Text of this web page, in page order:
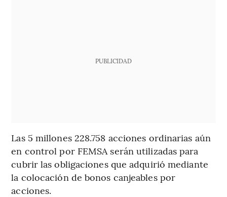
PUBLICIDAD
Las 5 millones 228.758 acciones ordinarias aún
en control por FEMSA serán utilizadas para
cubrir las obligaciones que adquirió mediante
la colocación de bonos canjeables por
acciones.